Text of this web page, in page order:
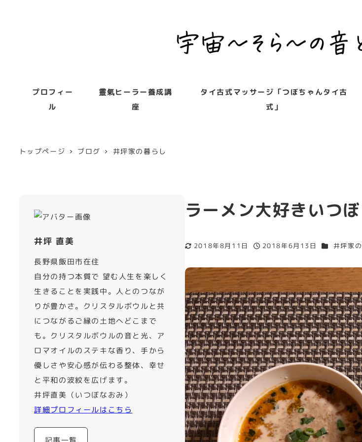
プロフィー
ル
靈氣ヒーラー養成講
座
タイ古式マッサージ「つぼちゃんタイ古
式」
トップページ ブログ 井坪家の暮らし
ラーメン大好きいつ
更新日
2018年8月11日
投稿日
2018年6月13日 カテゴリー
井坪家
井坪 直美
長野県飯田市在住
自分の持つ本質で 望む人生を楽しく
生きることを実践中。人とのつなが
りが豊かさ。クリスタルボウルと共
につながるご縁の土地へどこまで
も。クリスタルボウルの音と光、ア
ロマオイルのステキな香り、手から
優しさや安心感が伝わる整体、幸せ
と平和の波紋を広げます。
井坪直美（いつぼなおみ）
詳細プロフィールはこちら